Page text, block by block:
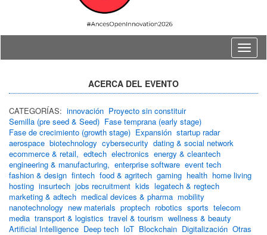
Idioma
ACERCA DEL EVENTO
CATEGORÍAS: innovación Proyecto sin constituir
Semilla (pre seed & Seed) Fase temprana (early stage)
Fase de crecimiento (growth stage) Expansión startup radar
aerospace biotechnology cybersecurity dating & social network
ecommerce & retail, edtech electronics energy & cleantech
engineering & manufacturing, enterprise software event tech
fashion & design fintech food & agritech gaming health home living
hosting insurtech jobs recruitment kids legatech & regtech
marketing & adtech medical devices & pharma mobility
nanotechnology new materials proptech robotics sports telecom
media transport & logistics travel & tourism wellness & beauty
Artificial Intelligence Deep tech IoT Blockchain Digitalización Otras